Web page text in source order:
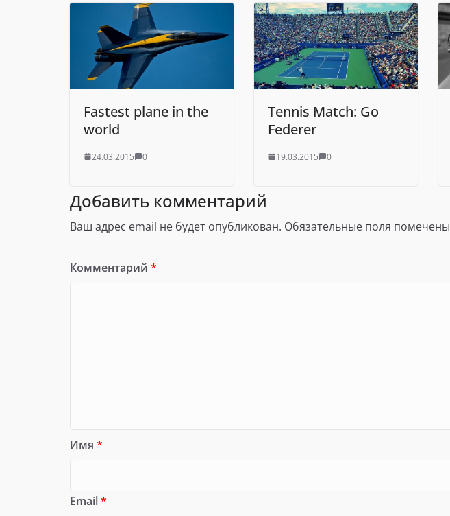
Fastest plane in the
world
24.03.2015 0
Tennis Match: Go
Federer
19.03.2015 0
Добавить комментарий
Ваш адрес email не будет опубликован. Обязательные поля помечены
Комментарий *
Имя *
Email*